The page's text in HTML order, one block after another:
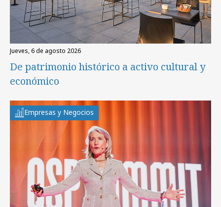
jueves, 6 de agosto 2026
De patrimonio histórico a activo cultural y
económico
Empresas y Negocios